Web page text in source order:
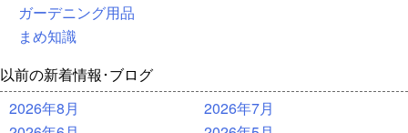
ガーデニング用品
まめ知識
以前の新着情報･ブログ
2026年8月
2026年7月